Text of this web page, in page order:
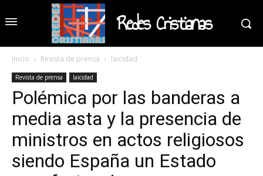
Redes Cristianas
Inicio Revista de prensa laicidad
Revista de prensa laicidad
Polémica por las banderas a
media asta y la presencia de
ministros en actos religiosos
siendo España un Estado